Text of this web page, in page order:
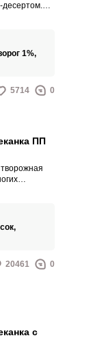
десертом.
1%,
5714 0
ПП
ведь мы
20461 0
с